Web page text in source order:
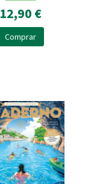
12,90 €
Comprar